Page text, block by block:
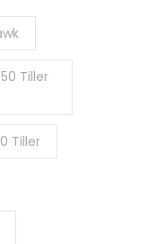
Tiller
Tiller